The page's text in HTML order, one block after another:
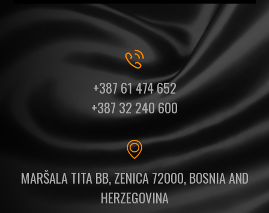
+387 61 474 652
+387 32 240 600
MARŠALA TITA BB, ZENICA 72000, BOSNIA AND
HERZEGOVINA